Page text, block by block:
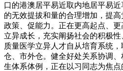
口的港澳居平易近取内地居平易
的无效提拔和量的合理增加，提
政策、促能力。正在更高起点、更
立异成长，充实阐扬社会的积极
质量医学立异人才自从培育系统
仓、市外仓。健全好处关系协调
生体系体例，正在以习同志为焦点